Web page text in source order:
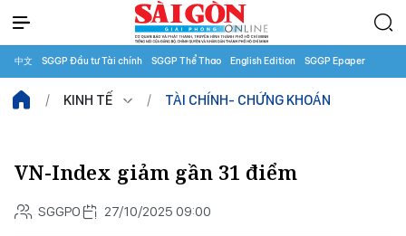
中文 SGGP Đầu tư Tài chính SGGP Thể Thao English Edition SGGP Epaper
KINH TẾ TÀI CHÍNH- CHỨNG KHOÁN
VN-Index giảm gần 31 điểm
SGGPO 27/10/2025 09:00